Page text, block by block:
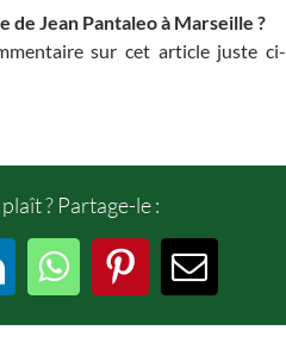
de Jean Pantaleo à Marseille ?
sur cet article juste ci-
? Partage-le :
WhatsApp
Pinterest
Email